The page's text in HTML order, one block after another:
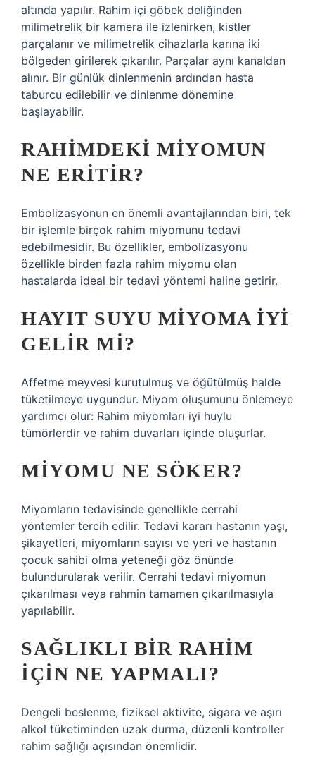
altında yapılır. Rahim içi göbek deliğinden
milimetrelik bir kamera ile izlenirken, kistler
parçalanır ve milimetrelik cihazlarla karına iki
bölgeden girilerek çıkarılır. Parçalar aynı kanaldan
alınır. Bir günlük dinlenmenin ardından hasta
taburcu edilebilir ve dinlenme dönemine
başlayabilir.
RAHIMDEKI MIYOMUN
NE ERITIR?
Embolizasyonun en önemli avantajlarından biri, tek
bir işlemle birçok rahim miyomunu tedavi
edebilmesidir. Bu özellikler, embolizasyonu
özellikle birden fazla rahim miyomu olan
hastalarda ideal bir tedavi yöntemi haline getirir.
HAYIT SUYU MIYOMA IYI
GELIR MI?
Affetme meyvesi kurutulmuş ve öğütülmüş halde
tüketilmeye uygundur. Miyom oluşumunu önlemeye
yardımcı olur: Rahim miyomları iyi huylu
tümörlerdir ve rahim duvarları içinde oluşurlar.
MIYOMU NE SÖKER?
Miyomların tedavisinde genellikle cerrahi
yöntemler tercih edilir. Tedavi kararı hastanın yaşı,
şikayetleri, miyomların sayısı ve yeri ve hastanın
çocuk sahibi olma yeteneği göz önünde
bulundurularak verilir. Cerrahi tedavi miyomun
çıkarılması veya rahmin tamamen çıkarılmasıyla
yapılabilir.
SAĞLIKLI BIR RAHIM
IÇIN NE YAPMALI?
Dengeli beslenme, fiziksel aktivite, sigara ve aşırı
alkol tüketiminden uzak durma, düzenli kontroller
rahim sağlığı açısından önemlidir.